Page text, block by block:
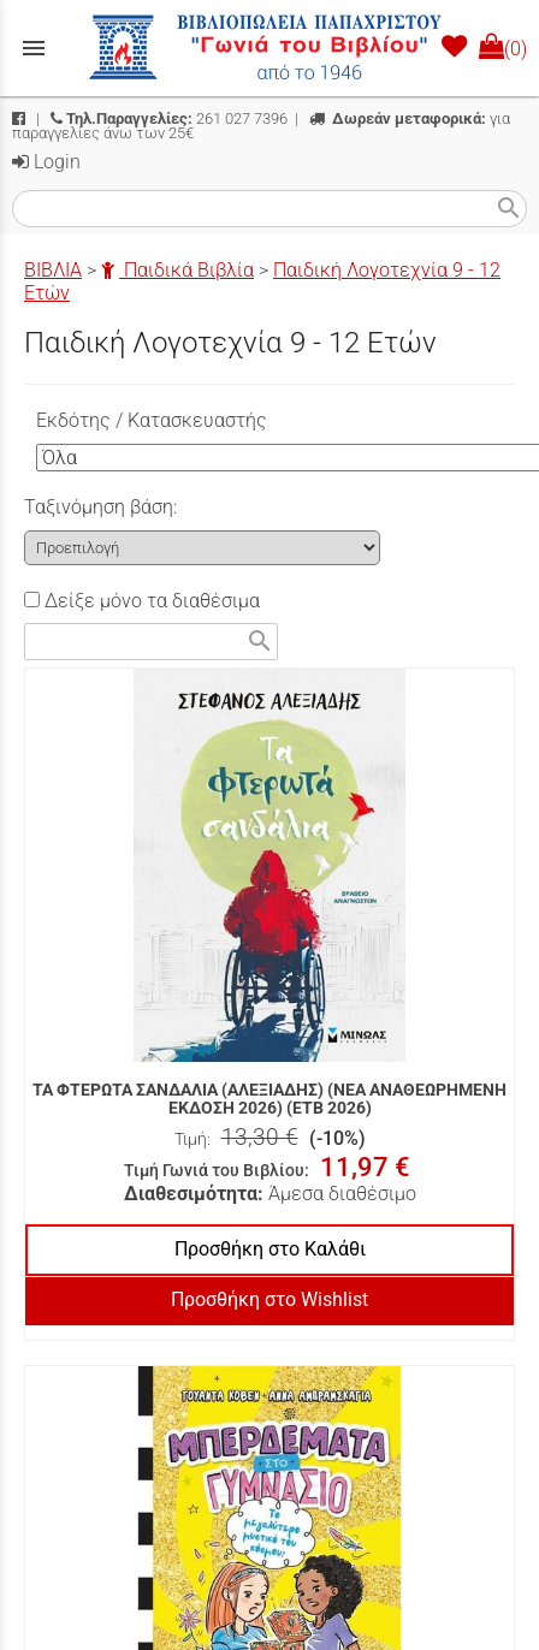
menu (0)
| Τηλ.Παραγγελίες: 261 027 7396 | Δωρεάν μεταφορικά: για
παραγγελίες άνω των 25€
Login
search
ΒΙΒΛΙΑ > Παιδικά Βιβλία > Παιδική Λογοτεχνία 9 - 12
Ετών
Παιδική Λογοτεχνία 9 - 12 Ετών
Εκδότης / Κατασκευαστής
Ταξινόμηση βάση:
Δείξε μόνο τα διαθέσιμα
search
ΤΑ ΦΤΕΡΩΤΑ ΣΑΝΔΑΛΙΑ (ΑΛΕΞΙΑΔΗΣ) (ΝΕΑ ΑΝΑΘΕΩΡΗΜΕΝΗ
ΕΚΔΟΣΗ 2026) (ΕΤΒ 2026)
Τιμή: 13,30 € (-10%)
Τιμή Γωνιά του Βιβλίου: 11,97 €
Διαθεσιμότητα: Άμεσα διαθέσιμο
Προσθήκη στο Καλάθι
Προσθήκη στο Wishlist